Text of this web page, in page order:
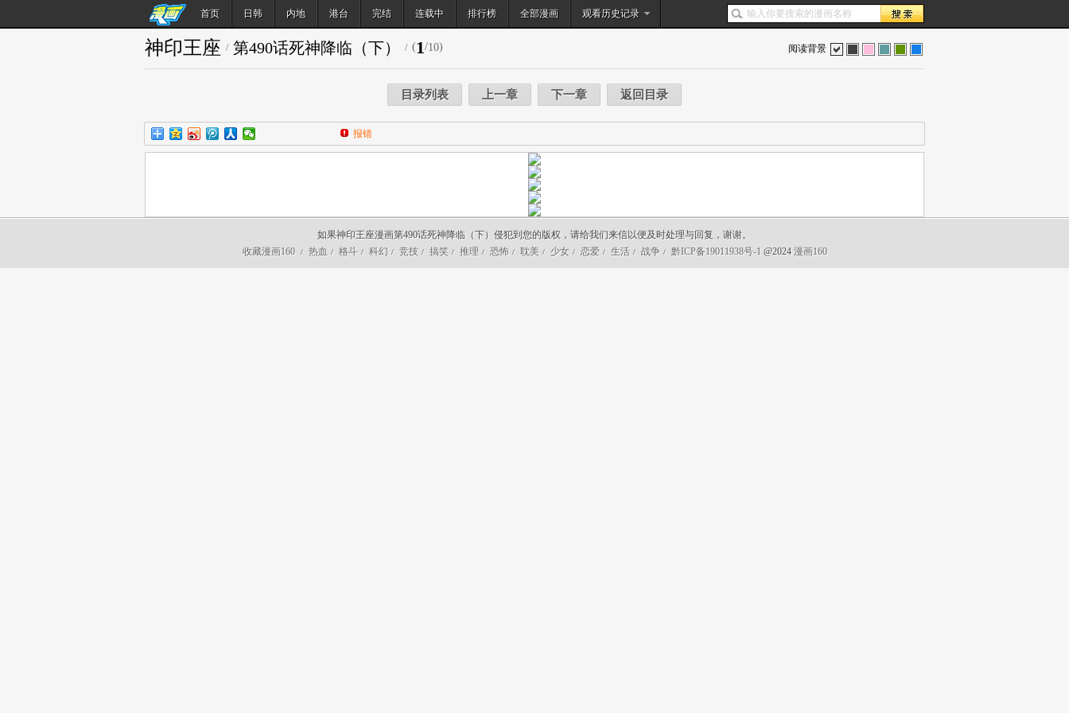
首页 日韩 内地 港台 完结 连载中 排行榜 全部漫画 观看历史记录
搜索
阅读背景
神印王座 / 第490话死神降临（下） / (1/10)
目录列表 上一章 下一章 返回目录
报错
如果神印王座漫画第490话死神降临（下）侵犯到您的版权，请给我们来信以便及时处理与回复，谢谢。
收藏漫画160
/ 热血 / 格斗 / 科幻 / 竞技 / 搞笑 / 推理 / 恐怖 / 耽美 / 少女 / 恋爱 / 生活 / 战争 / 黔ICP备19011938号-1 @2024 漫画160